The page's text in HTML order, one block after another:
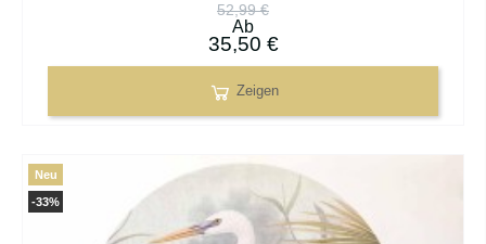
52,99 €
Ab
35,50 €
Zeigen
-33%
Neu